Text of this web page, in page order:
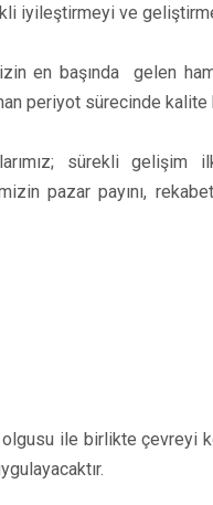
iyileştirmeyi ve
en başında gelen
periyot sürecinde
sürekli
pazar payını,
ile birlikte çevreyi